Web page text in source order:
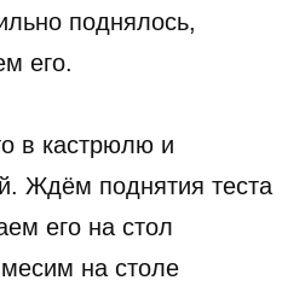
поднялось,
его.
в кастрюлю и
Ждём поднятия теста
его на стол
на столе